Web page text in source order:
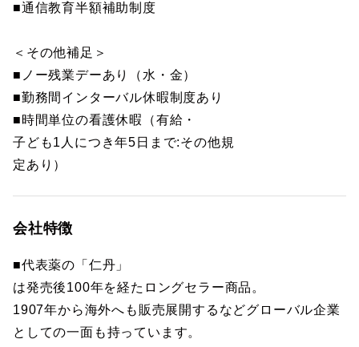
■通信教育半額補助制度
＜その他補足＞
■ノー残業デーあり（水・金）
■勤務間インターバル休暇制度あり
■時間単位の看護休暇（有給・
子ども1人につき年5日まで:その他規
定あり）
会社特徴
■代表薬の「仁丹」
は発売後100年を経たロングセラー商品。
1907年から海外へも販売展開するなどグローバル企業
としての一面も持っています。